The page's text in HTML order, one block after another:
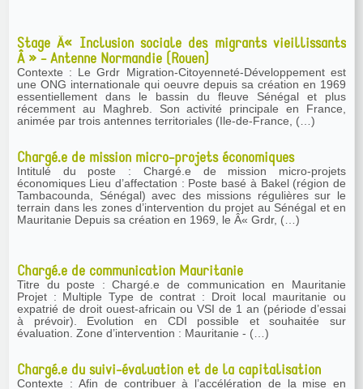
Stage Â« Inclusion sociale des migrants vieillissants
Â » - Antenne Normandie (Rouen)
Contexte : Le Grdr Migration-Citoyenneté-Développement est
une ONG internationale qui oeuvre depuis sa création en 1969
essentiellement dans le bassin du fleuve Sénégal et plus
récemment au Maghreb. Son activité principale en France,
animée par trois antennes territoriales (Ile-de-France, (…)
Chargé.e de mission micro-projets économiques
Intitulé du poste : Chargé.e de mission micro-projets
économiques Lieu d’affectation : Poste basé à Bakel (région de
Tambacounda, Sénégal) avec des missions régulières sur le
terrain dans les zones d’intervention du projet au Sénégal et en
Mauritanie Depuis sa création en 1969, le Â« Grdr, (…)
Chargé.e de communication Mauritanie
Titre du poste : Chargé.e de communication en Mauritanie
Projet : Multiple Type de contrat : Droit local mauritanie ou
expatrié de droit ouest-africain ou VSI de 1 an (période d’essai
à prévoir). Evolution en CDI possible et souhaitée sur
évaluation. Zone d’intervention : Mauritanie - (…)
Chargé.e du suivi-évaluation et de la capitalisation
Contexte : Afin de contribuer à l’accélération de la mise en